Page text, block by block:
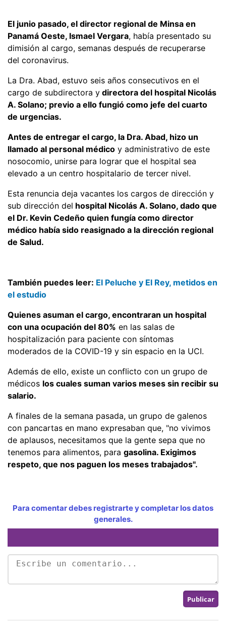
El junio pasado, el director regional de Minsa en
Panamá Oeste, Ismael Vergara, había presentado su
dimisión al cargo, semanas después de recuperarse
del coronavirus.
La Dra. Abad, estuvo seis años consecutivos en el
cargo de subdirectora y directora del hospital Nicolás
A. Solano; previo a ello fungió como jefe del cuarto
de urgencias.
Antes de entregar el cargo, la Dra. Abad, hizo un
llamado al personal médico y administrativo de este
nosocomio, unirse para lograr que el hospital sea
elevado a un centro hospitalario de tercer nivel.
Esta renuncia deja vacantes los cargos de dirección y
sub dirección del hospital Nicolás A. Solano, dado que
el Dr. Kevin Cedeño quien fungía como director
médico había sido reasignado a la dirección regional
de Salud.
También puedes leer: El Peluche y El Rey, metidos en
el estudio
Quienes asuman el cargo, encontraran un hospital
con una ocupación del 80% en las salas de
hospitalización para paciente con síntomas
moderados de la COVID-19 y sin espacio en la UCI.
Además de ello, existe un conflicto con un grupo de
médicos los cuales suman varios meses sin recibir su
salario.
A finales de la semana pasada, un grupo de galenos
con pancartas en mano expresaban que, "no vivimos
de aplausos, necesitamos que la gente sepa que no
tenemos para alimentos, para gasolina. Exigimos
respeto, que nos paguen los meses trabajados".
Para comentar debes registrarte y completar los datos
generales.